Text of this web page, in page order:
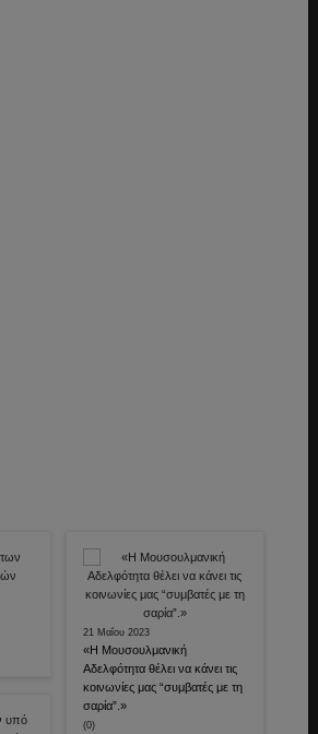
21 Μαΐου 2023
«Η Μουσουλμανική
Αδελφότητα θέλει να κάνει τις
κοινωνίες μας “συμβατές με τη
σαρία”.»
(0)